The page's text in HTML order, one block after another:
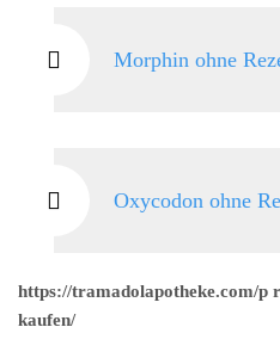
Morphin ohne
Oxycodon ohne
https://tramadolapotheke.com/p
kaufen/